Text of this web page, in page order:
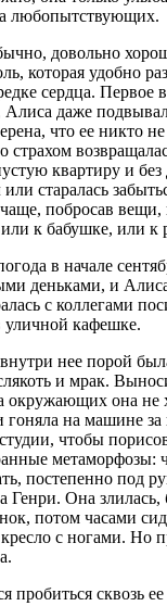
любопытствующих.
довольно
которая удобно
сердца. Первое
Алиса даже
что ее никто
страхом
квартиру и без
или старалась
побросав вещи,
к бабушке, или к
в начале
деньками, и
с коллегами
уличной кафешке.
нее порой
и мрак.
окружающих она не
гоняла на машине за
чтобы
метаморфозы:
постепенно под
Генри. Она злилась,
потом часами
с ногами. Но
пробиться сквозь